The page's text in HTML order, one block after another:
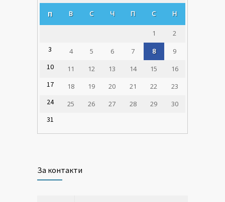
П В С Ч П С Н
1
2
3
4 5 6 7 8
9
10
11 12 13 14 15
16
17
18 19 20 21 22
23
24
25 26 27 28 29
30
31
За контакти